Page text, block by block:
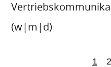
(w|m|d)
1 2